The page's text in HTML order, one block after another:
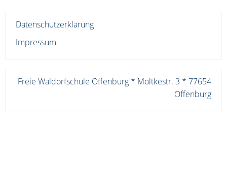
Datenschutzerklärung
Impressum
Freie Waldorfschule Offenburg * Moltkestr. 3 * 77654
Offenburg